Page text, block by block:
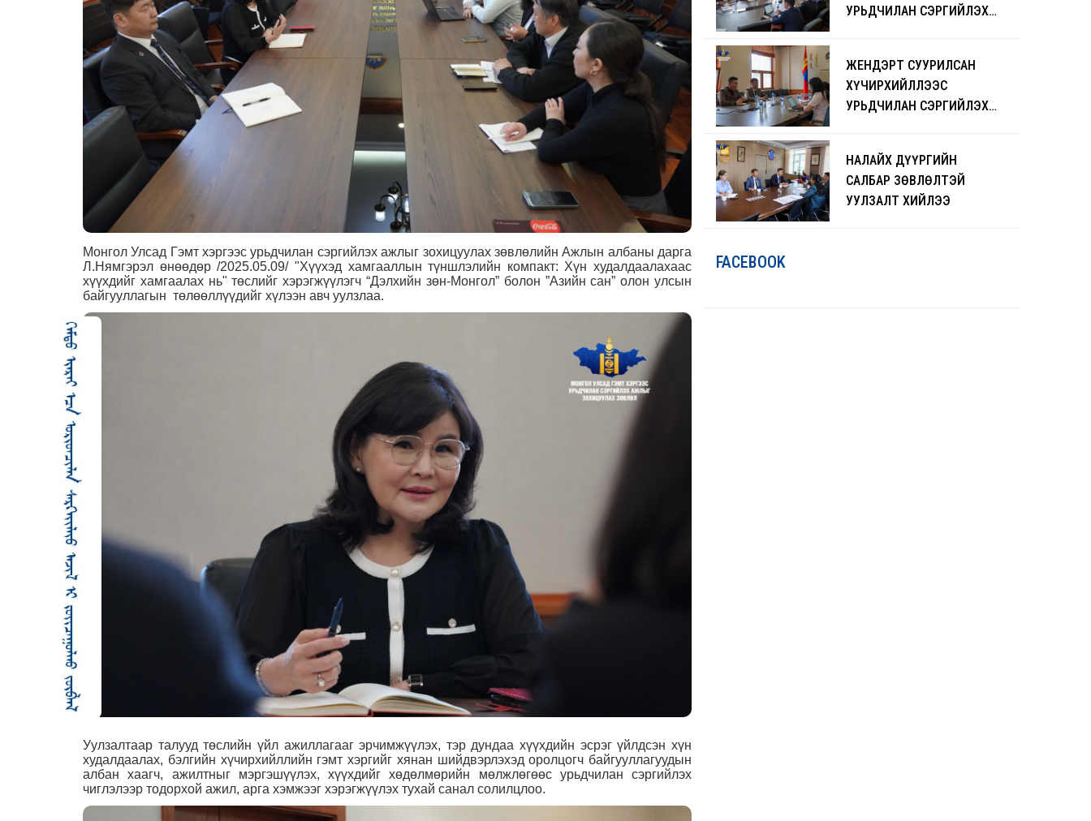
Монгол Улсад Гэмт хэргээс урьдчилан сэргийлэх ажлыг зохицуулах зөвлөлийн Ажлын албаны дарга
Л.Нямгэрэл өнөөдөр /2025.05.09/ "Хүүхэд хамгааллын түншлэлийн компакт: Хүн худалдаалахаас
хүүхдийг хамгаалах нь" төслийг хэрэгжүүлэгч “Дэлхийн зөн-Монгол” болон ”Азийн сан” олон улсын
байгууллагын төлөөллүүдийг хүлээн авч уулзлаа.
Уулзалтаар талууд төслийн үйл ажиллагааг эрчимжүүлэх, тэр дундаа хүүхдийн эсрэг үйлдсэн хүн
худалдаалах, бэлгийн хүчирхийллийн гэмт хэргийг хянан шийдвэрлэхэд оролцогч байгууллагуудын
албан хаагч, ажилтныг мэргэшүүлэх, хүүхдийг хөдөлмөрийн мөлжлөгөөс урьдчилан сэргийлэх
чиглэлээр тодорхой ажил, арга хэмжээг хэрэгжүүлэх тухай санал солилцлоо.
УРЬДЧИЛАН СЭРГИЙЛЭХ
ЖЕНДЭРТ СУУРИЛСАН
ХҮЧИРХИЙЛЛЭЭС
УРЬДЧИЛАН СЭРГИЙЛЭХ
НАЛАЙХ ДҮҮРГИЙН
САЛБАР ЗӨВЛӨЛТЭЙ
УУЛЗАЛТ ХИЙЛЭЭ
FACEBOOK